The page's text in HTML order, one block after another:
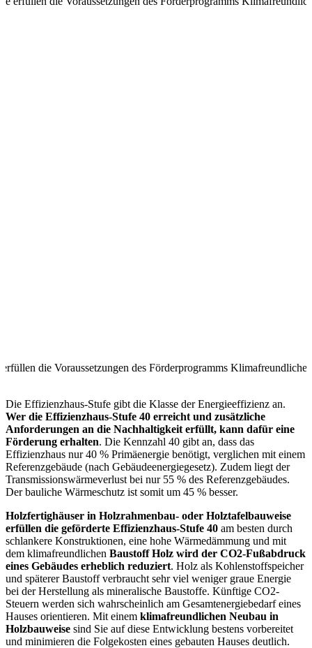
die Voraussetzungen des Förderprogramms
Die Effizienzhaus-Stufe gibt die Klasse der Energieeffizienz an.
Wer die Effizienzhaus-Stufe 40 erreicht und zusätzliche
Anforderungen an die Nachhaltigkeit erfüllt, kann dafür eine
Förderung erhalten. Die Kennzahl 40 gibt an, dass das
Effizienzhaus nur 40 % Primäenergie benötigt, verglichen mit einem
Referenzgebäude (nach Gebäudeenergiegesetz). Zudem liegt der
Transmissionswärmeverlust bei nur 55 % des Referenzgebäudes.
Der bauliche Wärmeschutz ist somit um 45 % besser.
Holzfertighäuser in Holzrahmenbau- oder Holztafelbauweise
erfüllen die geförderte Effizienzhaus-Stufe 40 am besten durch
schlankere Konstruktionen, eine hohe Wärmedämmung und mit
dem klimafreundlichen Baustoff Holz wird der CO2-Fußabdruck
eines Gebäudes erheblich reduziert. Holz als Kohlenstoffspeicher
und späterer Baustoff verbraucht sehr viel weniger graue Energie
bei der Herstellung als mineralische Baustoffe. Künftige CO2-
Steuern werden sich wahrscheinlich am Gesamtenergiebedarf eines
Hauses orientieren. Mit einem klimafreundlichen Neubau in
Holzbauweise sind Sie auf diese Entwicklung bestens vorbereitet
und minimieren die Folgekosten eines gebauten Hauses deutlich.